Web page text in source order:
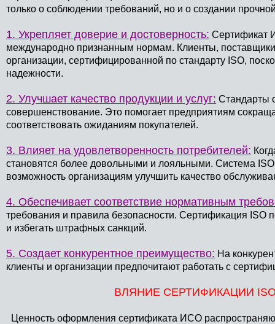
только о соблюдении требований, но и о создании
1. Укрепляет доверие и достоверность: Сертификат
международно признанным нормам. Клиенты,
организации, сертифицированной по стандарту ISO,
надежности.
2. Улучшает качество продукции и услуг: Стандарты
совершенствование. Это помогает предприятиям
соответствовать ожиданиям покупателей.
3. Влияет на удовлетворенность потребителей:
становятся более довольными и лояльными. Система
возможность организациям улучшить качество
4. Обеспечивает соответствие нормативным
требования и правила безопасности. Сертификация ISO
и избегать штрафных санкций.
5. Создает конкурентное преимущество: На
клиенты и организации предпочитают работать с
ВЛЯНИЕ СЕРТИФИКАЦИИ
Ценность оформления сертификата ИСО